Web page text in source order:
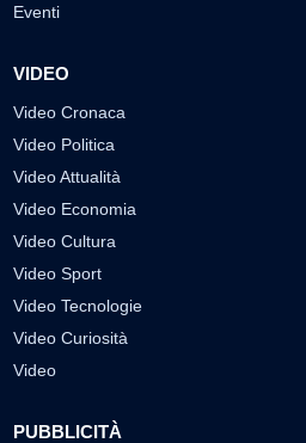
Eventi
VIDEO
Video Cronaca
Video Politica
Video Attualità
Video Economia
Video Cultura
Video Sport
Video Tecnologie
Video Curiosità
Video
PUBBLICITÀ